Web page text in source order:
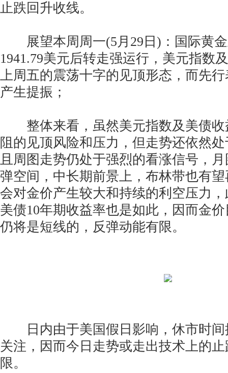
止跌回升收线。
展望本周周一(5月29日)：国际黄金
1941.79美元后转走强运行，美元指数
上周五的震荡十字的见顶形态，而先
产生提振；
整体来看，虽然美元指数及美债收
阻的见顶风险和压力，但走势还依然
且周图走势仍处于强烈的看涨信号，
弹空间，中长期前景上，布林带也有
会对金价产生较大和持续的利空压力
美债10年期收益率也是如此，因而金
仍将是短线的，反弹动能有限。
日内由于美国假日影响，休市时间
关注，因而今日走势或走出技术上的
限。